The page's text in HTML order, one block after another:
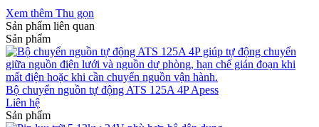
Xem thêm Thu gọn
Sản phẩm liên quan
Sản phẩm
Bộ chuyển nguồn tự động ATS 125A 4P Apess
Liên hệ
Sản phẩm